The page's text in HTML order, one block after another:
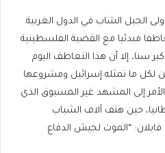
الجيل الشاب في الدول الغربية.
مبدئيا مع القضية الفلسطينية
سنا، إلا أن هذا التعاطف اليوم
لكل ما تمثله إسرائيل ومشروعها
إلى المشهد غير المسبوق الذي
حين هتف آلاف الشباب
“الموت لجيش الدفاع